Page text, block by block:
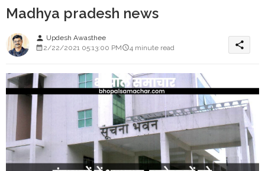
Madhya pradesh news
person Updesh Awasthee
2/22/2021 05:13:00 PM
4 minute read share